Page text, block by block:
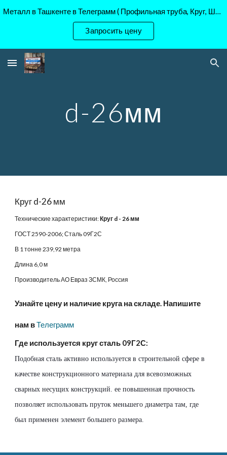
Skip to navigation
Металл в Ташкенте в Телеграмм ( Профильная труба, Круг, Шестигранник Ст45, 40Х, )
Запросить цену
d-26мм
Круг d-26 мм
Технические характеристики:Круг d - 26 мм
ГОСТ 2590-2006; Сталь 09Г2С
В 1 тонне 239,92 метра
Длина 6,0 м
Производитель АО Евраз ЗСМК, Россия
Узнайте цену и наличие круга на складе. Напишите
нам вТелеграмм
Где используется круг сталь 09Г2С:
Подобная сталь активно используется в строительной сфере в
качестве конструкционного материала для всевозможных
сварных несущих конструкций. ее повышенная прочность
позволяет использовать пруток меньшего диаметра там, где
был применен элемент большего размера.